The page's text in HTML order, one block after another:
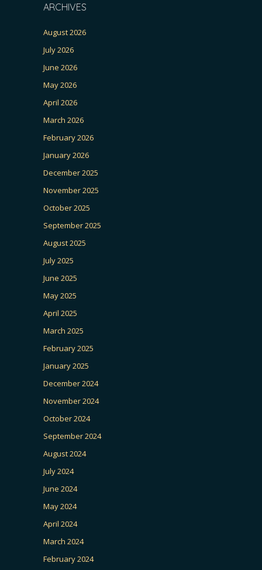
ARCHIVES
August 2026
July 2026
June 2026
May 2026
April 2026
March 2026
February 2026
January 2026
December 2025
November 2025
October 2025
September 2025
August 2025
July 2025
June 2025
May 2025
April 2025
March 2025
February 2025
January 2025
December 2024
November 2024
October 2024
September 2024
August 2024
July 2024
June 2024
May 2024
April 2024
March 2024
February 2024